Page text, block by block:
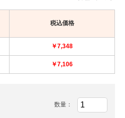
税込価格
￥7,348
￥7,106
数量：